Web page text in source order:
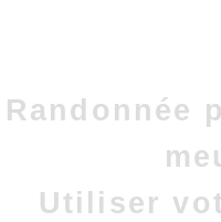
Randonnée
Utiliser